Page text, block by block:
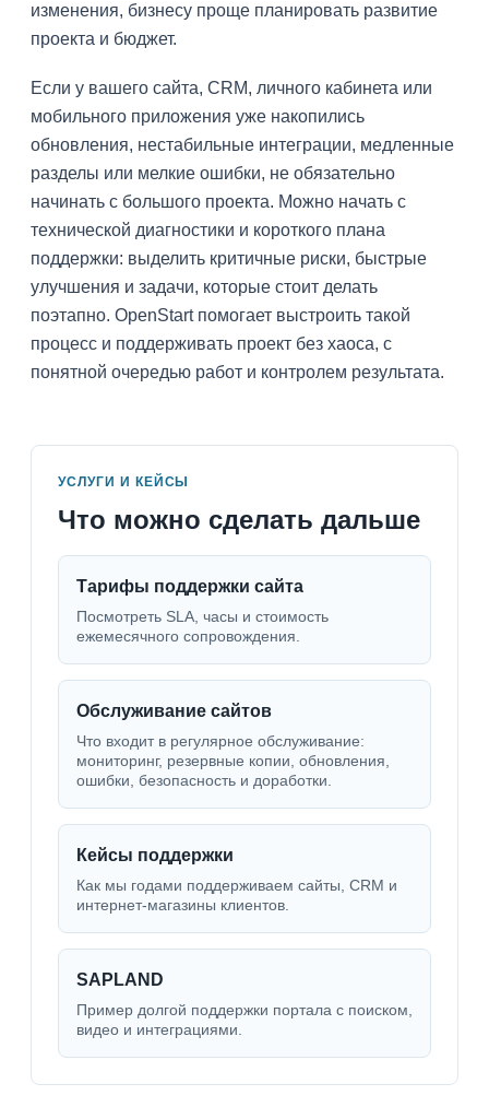
изменения, бизнесу проще планировать развитие
проекта и бюджет.
Если у вашего сайта, CRM, личного кабинета или
мобильного приложения уже накопились
обновления, нестабильные интеграции, медленные
разделы или мелкие ошибки, не обязательно
начинать с большого проекта. Можно начать с
технической диагностики и короткого плана
поддержки: выделить критичные риски, быстрые
улучшения и задачи, которые стоит делать
поэтапно. OpenStart помогает выстроить такой
процесс и поддерживать проект без хаоса, с
понятной очередью работ и контролем результата.
УСЛУГИ И КЕЙСЫ
Что можно сделать дальше
Тарифы поддержки сайта
Посмотреть SLA, часы и стоимость
ежемесячного сопровождения.
Обслуживание сайтов
Что входит в регулярное обслуживание:
мониторинг, резервные копии, обновления,
ошибки, безопасность и доработки.
Кейсы поддержки
Как мы годами поддерживаем сайты, CRM и
интернет-магазины клиентов.
SAPLAND
Пример долгой поддержки портала с поиском,
видео и интеграциями.